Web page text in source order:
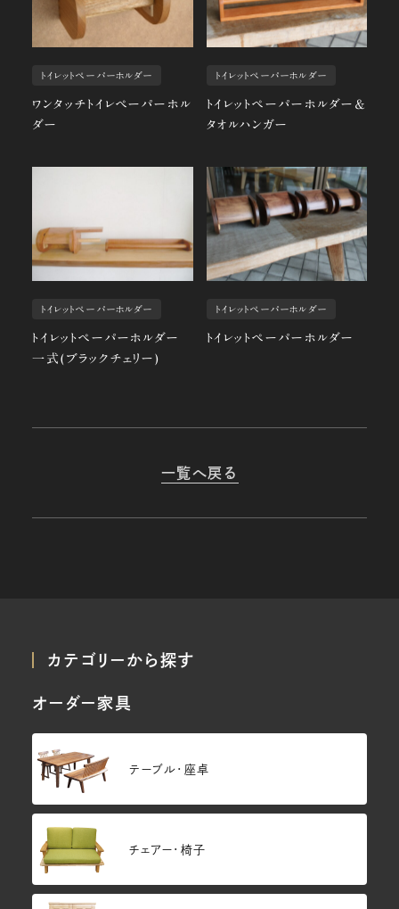
トイレットペーパーホルダー
ワンタッチトイレペーパーホル
ダー
トイレットペーパーホルダー
トイレットペーパーホルダー＆
タオルハンガー
トイレットペーパーホルダー
トイレットペーパーホルダー
一式(ブラックチェリー)
トイレットペーパーホルダー
トイレットペーパーホルダー
一覧へ戻る
カテゴリーから探す
オーダー家具
テーブル・座卓
チェアー・椅子